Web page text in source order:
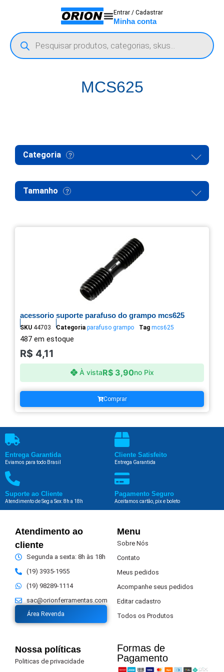
Entrar / Cadastrar
Minha conta
MCS625
Categoria
Tamanho
acessorio suporte parafuso do grampo mcs625
SKU 44703 Categoria parafuso grampo Tag mcs625
487 em estoque
R$ 4,11
À vistaR$3,90no Pix
Comprar
Entrega Garantida
Eviamos para todo Brasil
Cliente Satisfeito
Entrega Garantida
Suporte ao Cliente
Atendimento de Seg a Sex: 8h a 18h
Pagamento Seguro
Aceitamos cartão, pix e boleto
Atendimento ao
cliente
Segunda a sexta: 8h às 18h
(19) 3935-1955
(19) 98289-1114
sac@orionferramentas.com
Área Revenda
Menu
Sobre Nós
Contato
Meus pedidos
Acompanhe seus pedidos
Editar cadastro
Todos os Produtos
Nossa políticas
Politicas de privacidade
Formas de
Pagamento​